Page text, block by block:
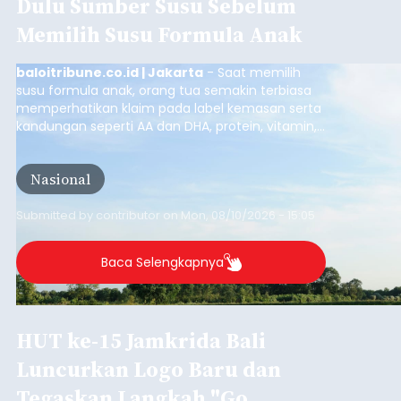
Dulu Sumber Susu Sebelum
Memilih Susu Formula Anak
baloitribune.co.id | Jakarta - Saat memilih
susu formula anak, orang tua semakin terbiasa
memperhatikan klaim pada label kemasan serta
kandungan seperti AA dan DHA, protein, vitamin,
yang belum banyak dicermati adalah dari mana
sumber susu yang digunakan.
Nasional
Submitted by contributor on Mon, 08/10/2026 - 15:05
Baca Selengkapnya
HUT ke-15 Jamkrida Bali
Luncurkan Logo Baru dan